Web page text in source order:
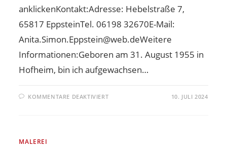
anklickenKontakt:Adresse: Hebelstraße 7,
65817 EppsteinTel. 06198 32670E-Mail:
Anita.Simon.Eppstein@web.deWeitere
Informationen:Geboren am 31. August 1955 in
Hofheim, bin ich aufgewachsen…
KOMMENTARE DEAKTIVIERT 10. JULI 2024
MALEREI